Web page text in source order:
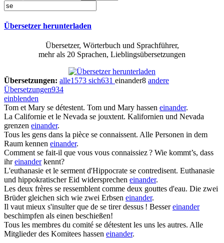
Übersetzer herunterladen
Übersetzer, Wörterbuch und Sprachführer,
mehr als 20 Sprachen, Lieblingsübersetzungen
Übersetzungen: alle1573 sich631 einander8 andere
Übersetzungen934
einblenden
Tom et Mary se détestent. Tom und Mary hassen einander.
La Californie et le Nevada se jouxtent. Kalifornien und Nevada
grenzen einander.
Tous les gens dans la pièce se connaissent. Alle Personen in dem
Raum kennen einander.
Commentse fait-il que vous vous connaissiez ? Wie kommt’s, dass
ihreinanderkennt?
L'euthanasie et le serment d'Hippocrate se contredisent. Euthanasie
und hippokratischer Eid widersprechen einander.
Les deux frères se ressemblent comme deux gouttes d'eau. Die zwei
Brüder gleichen sich wie zwei Erbsen einander.
Il vaut mieux s'insulter que de se tirer dessus ! Bessereinander
beschimpfen als einen beschießen!
Tous les membres du comité se détestent les uns les autres. Alle
Mitglieder des Komitees hassen einander.